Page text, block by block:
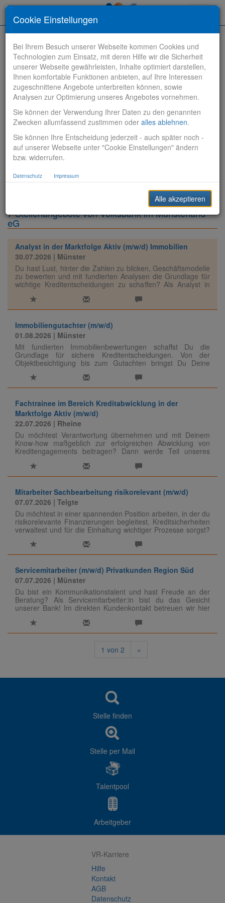
Stelle finden
Vertriebsbank
Produktionsbank
Sonstiges
7 Stellenangebote von Volksbank im Münsterland
eG
Analyst in der Marktfolge Aktiv (m/w/d) Immobilien
30.07.2026 | Münster
Du hast Lust, hinter die Zahlen zu blicken, Geschäftsmodelle
zu bewerten und mit fundierten Analysen die Grundlage für
wichtige Kreditentscheidungen zu schaffen? Als Analyst in
anspruchsvolle Finanzierungsentscheidungen ein.
Immobiliengutachter (m/w/d)
01.08.2026 | Münster
Mit fundierten Immobilienbewertungen schaffst Du die
Grundlage für sichere Kreditentscheidungen. Von der
Objektbesichtigung bis zum Gutachten bringst Du Deine
Expertise dort ein, wo Marktkenntnis und Urteilsvermögen
gefragt sind.
Fachtrainee im Bereich Kreditabwicklung in der
Marktfolge Aktiv (m/w/d)
22.07.2026 | Rheine
Du möchtest Verantwortung übernehmen und mit Deinem
Know-how maßgeblich zur erfolgreichen Abwicklung von
Kreditengagements beitragen? Dann werde Teil unseres
Kreditmanagements!
Mitarbeiter Sachbearbeitung risikorelevant (m/w/d)
07.07.2026 | Telgte
Du möchtest in einer spannenden Position arbeiten, in der du
risikorelevante Finanzierungen begleitest, Kreditsicherheiten
verwaltest und für die Einhaltung wichtiger Prozesse sorgst?
Wir kümmern uns um sämtliche Kreditsachbearbeitung,
Analysen und Gutachten unserer Kunden ab einem
Kreditvolumen von 1 Mio. €. Werde Teil unseres Teams und
Zukunft!
Servicemitarbeiter (m/w/d) Privatkunden Region Süd
07.07.2026 | Münster
Du bist ein Kommunikationstalent und hast Freude an der
Beratung? Als Servicemitarbeiter:in bist du das Gesicht
unserer Bank! Im direkten Kundenkontakt betreuen wir hier
Geldanlage, Versicherung und Finanzierung.
1 von 2 »
Stelle finden
Stelle per Mail
Talentpool
Arbeitgeber
VR-Karriere
Hilfe
Kontakt
AGB
Datenschutz
Cookie Einstellungen
Bei Ihrem Besuch unserer Webseite kommen Cookies und
Technologien zum Einsatz, mit deren Hilfe wir die Sicherheit
unserer Webseite gewährleisten, Inhalte optimiert darstellen,
Ihnen komfortable Funktionen anbieten, auf Ihre Interessen
zugeschnittene Angebote unterbreiten können, sowie
Analysen zur Optimierung unseres Angebotes vornehmen.
Sie können der Verwendung Ihrer Daten zu den genannten
Zwecken allumfassend zustimmen oder alles ablehnen.
Sie können Ihre Entscheidung jederzeit - auch später noch -
auf unserer Webseite unter "Cookie Einstellungen" ändern
bzw. widerrufen.
Datenschutz Impressum
Alle akzeptieren